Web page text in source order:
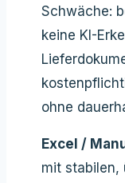
Schwäche:
keine KI-
ohne
Excel /
mit stabilen,